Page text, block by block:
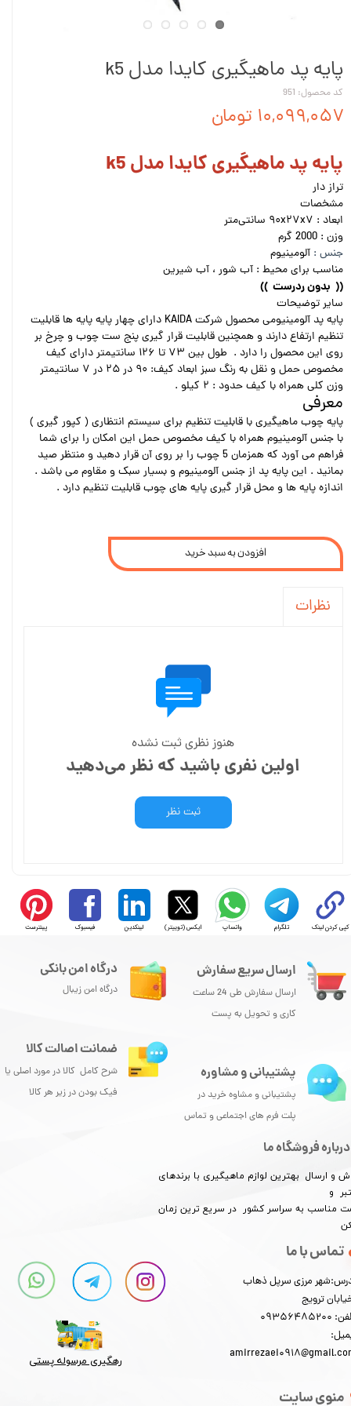
پایه پد ماهیگیری کایدا مدل k5
کد محصول: 951
۱۰,۰۹۹,۰۵۷ تومان
پایه پد ماهیگیری کایدا مدل k5
تراز دار
مشخصات
ابعاد : ۹۰x۲۷x۷ سانتی‌متر
وزن : 2000 گرم
جنس : آلومینیوم
مناسب برای محیط : آب شور ، آب شیرین
(( بدون ردرست ))
سایر توضیحات
پایه پد آلومینیومی محصول شرکت KAIDA دارای چهار پایه پایه ها قابلیت
تنظیم ارتفاع دارند و همچنین قابلیت قرار گیری پنج ست چوب و چرخ بر
روی این محصول را دارد . طول بین ۷۳ تا ۱۲۶ سانتیمتر دارای کیف
مخصوص حمل و نقل به رنگ سبز ابعاد کیف: ۹۰ در ۲۵ در ۷ سانتیمتر
وزن کلی همراه با کیف حدود : ۲ کیلو .
معرفی
پایه چوب ماهیگیری با قابلیت تنظیم برای سیستم انتظاری ( کپور گیری )
با جنس آلومینیوم همراه با کیف مخصوص حمل این امکان را برای شما
فراهم می آورد که همزمان 5 چوب را بر روی آن قرار دهید و منتظر صید
بمانید . این پایه پد از جنس آلومینیوم و بسیار سبک و مقاوم می باشد .
اندازه پایه ها و محل قرار گیری پایه های چوب قابلیت تنظیم دارد .
افزودن به سبد خرید
نظرات
هنوز نظری ثبت نشده
اولین نفری باشید که نظر می‌دهید
ثبت نظر
کپی کردن لینک تلگرام واتساپ ایکس (توییتر) لینکدین فیسبوک پینترست
ارسال سریع سفارش
ارسال سفارش طی 24 ساعت
کاری و تحویل به پست
درباره فروشگاه ما
و ارسال بهترین لوازم ماهیگیری با برندهای
و
مناسب به سراسر کشور در سریع ترین زمان
منوی سایت
تماس با ما
مرزی سرپل ذهاب
ترویج
درگاه امن بانکی
درگاه امن زیبال
پشتیبانی و مشاوره
پشتیبانی و مشاوه خرید در
پلت فرم های اجتماعی و تماس
ضمانت اصالت کالا
شرح کامل کالا در مورد اصلی یا
فیک بودن در زیر هر کالا
رهگیری مرسوله پستی​​​​​​​